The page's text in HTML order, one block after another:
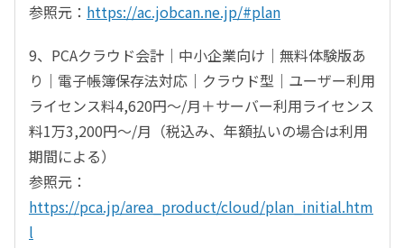
参照元： https://ac.jobcan.ne.jp/#plan
9、PCAクラウド会計｜中小企業向け｜無料体験版あ
り｜電子帳簿保存法対応｜クラウド型｜ユーザー利用
ライセンス料4,620円～/月＋サーバー利用ライセンス
料1万3,200円～/月（税込み、年額払いの場合は利用
期間による）
参照元：
https://pca.jp/area_product/cloud/plan_initial.htm
l